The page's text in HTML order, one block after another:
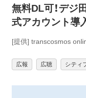
無料DL可！デジ
式アカウント導
[提供] transcosmos
広報 広聴 シティ